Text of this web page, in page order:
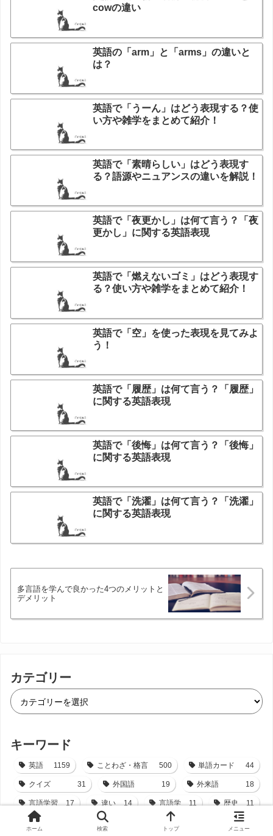
cowの違い
英語の「arm」と「arms」の違いと
は？
英語で「うーん」はどう表現する？使
い方や雑学をまとめて紹介！
英語で「素晴らしい」はどう表現す
る？語源やニュアンスの違いを解説！
英語で「夜更かし」は何て言う？「夜
更かし」に関する英語表現
英語で「燃えないゴミ」はどう表現す
る？使い方や雑学をまとめて紹介！
英語で「空」を使った表現を見てみよ
う！
英語で「履歴」は何て言う？「履歴」
に関する英語表現
英語で「後悔」は何て言う？「後悔」
に関する英語表現
英語で「洗濯」は何て言う？「洗濯」
に関する英語表現
多言語を学んで良かった4つのメリットと
デメリット
カテゴリー
キーワード
英語 1159 ことわざ・格言 500 単語カード 44
クイズ 31 外国語 19 外来語 18
言語学習 17 違い 14 言語学 11 歴史 11
フランス語 ポルトガル語
ホーム 検索 トップ メニュー